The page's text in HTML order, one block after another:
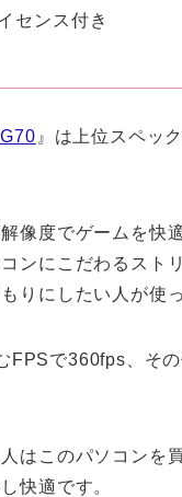
センス付き
』は上位スペッ
像度でゲームを快
ンにこだわるスト
りにしたい人が使
FPSで360fps、そ
はこのパソコンを
快適です。